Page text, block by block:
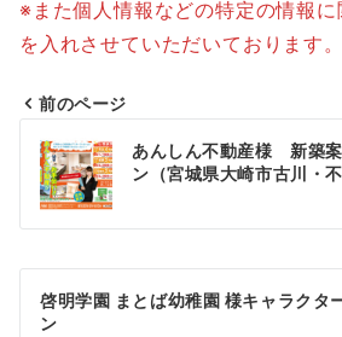
※また個人情報などの特定の情報
を入れさせていただいております。
投
稿
ナ
ビ
ゲ
前のページ
あんしん不動産様 新築
ン（宮城県大崎市古川・不
啓明学園 まとば幼稚園 様キャラクタ
ン